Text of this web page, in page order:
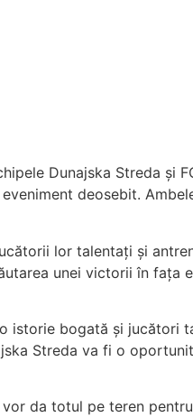
Dunajska Streda și
deosebit.
lor talentați și
unei victorii în fața
istorie bogată și jucători
Streda va fi o
da totul pe teren